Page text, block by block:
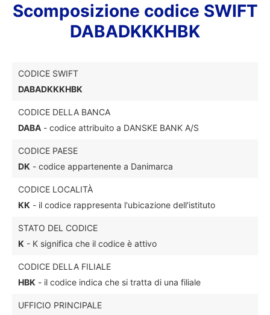
Scomposizione codice SWIFT
DABADKKKHBK
CODICE SWIFT
DABADKKKHBK
CODICE DELLA BANCA
DABA - codice attribuito a DANSKE BANK A/S
CODICE PAESE
DK - codice appartenente a Danimarca
CODICE LOCALITÀ
KK - il codice rappresenta l'ubicazione dell'istituto
STATO DEL CODICE
K - K significa che il codice è attivo
CODICE DELLA FILIALE
HBK - il codice indica che si tratta di una filiale
UFFICIO PRINCIPALE